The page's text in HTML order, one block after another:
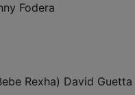
Fodera
Rexha) David Guetta